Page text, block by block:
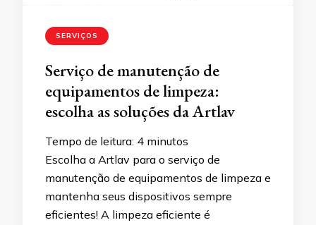
SERVIÇOS
Serviço de manutenção de
equipamentos de limpeza:
escolha as soluções da Artlav
Tempo de leitura: 4 minutos
Escolha a Artlav para o serviço de
manutenção de equipamentos de limpeza e
mantenha seus dispositivos sempre
eficientes! A limpeza eficiente é